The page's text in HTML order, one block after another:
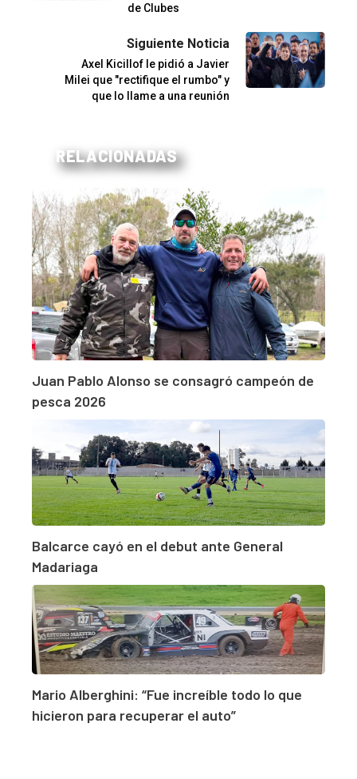
de Clubes
Siguiente Noticia
Axel Kicillof le pidió a Javier
Milei que "rectifique el rumbo" y
que lo llame a una reunión
RELACIONADAS
Juan Pablo Alonso se consagró campeón de
pesca 2026
Balcarce cayó en el debut ante General
Madariaga
Mario Alberghini: “Fue increíble todo lo que
hicieron para recuperar el auto”